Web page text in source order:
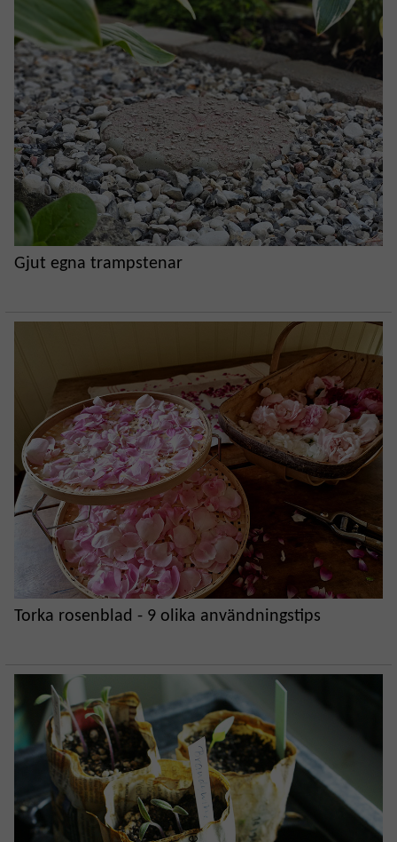
Gjut egna trampstenar
Torka rosenblad - 9 olika användningstips